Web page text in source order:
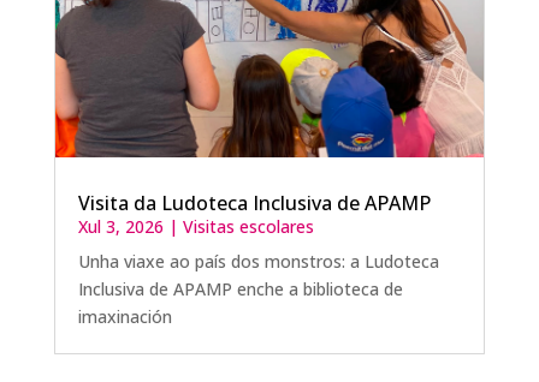
Visita da Ludoteca Inclusiva de APAMP
Xul 3, 2026 | Visitas escolares
Unha viaxe ao país dos monstros: a Ludoteca
Inclusiva de APAMP enche a biblioteca de
imaxinación